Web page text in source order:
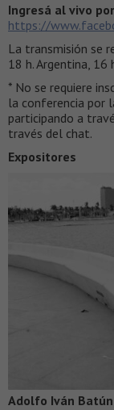
Ingresá al vivo
https://
La transmisión se
18 h. Argentina, 16
* No se requiere
la conferencia por
participando a
través del chat.
Expositores
Adolfo Iván